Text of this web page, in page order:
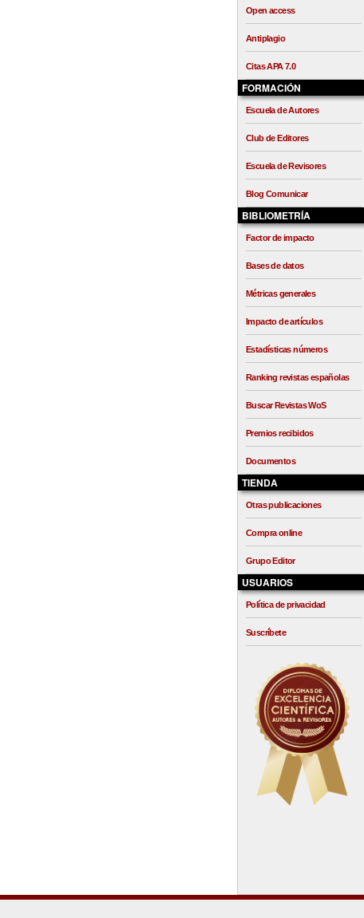
Open access
Antiplagio
Citas APA 7.0
FORMACIÓN
Escuela de Autores
Club de Editores
Escuela de Revisores
Blog Comunicar
BIBLIOMETRÍA
Factor de impacto
Bases de datos
Métricas generales
Impacto de artículos
Estadísticas números
Ranking revistas españolas
Buscar Revistas WoS
Premios recibidos
Documentos
TIENDA
Otras publicaciones
Compra online
Grupo Editor
USUARIOS
Política de privacidad
Suscríbete